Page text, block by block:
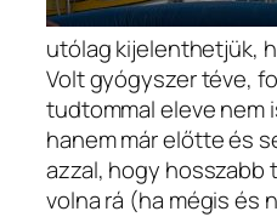
utólag kijelenthetjük,
Volt gyógyszer téve,
tudtommal eleve nem
hanem már előtte és
azzal, hogy
volna rá (ha mégis és